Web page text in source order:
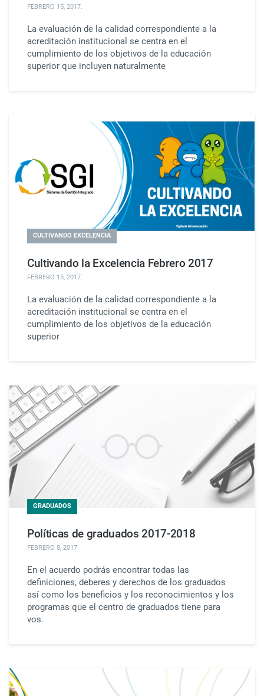
FEBRERO 15, 2017.
La evaluación de la calidad correspondiente a la
acreditación institucional se centra en el
cumplimiento de los objetivos de la educación
superior que incluyen naturalmente
CULTIVANDO EXCELENCIA
Cultivando la Excelencia Febrero 2017
FEBRERO 15, 2017.
La evaluación de la calidad correspondiente a la
acreditación institucional se centra en el
cumplimiento de los objetivos de la educación
superior
GRADUADOS
Políticas de graduados 2017-2018
FEBRERO 8, 2017.
En el acuerdo podrás encontrar todas las
definiciones, deberes y derechos de los graduados
así como los beneficios y los reconocimientos y los
programas que el centro de graduados tiene para
vos.